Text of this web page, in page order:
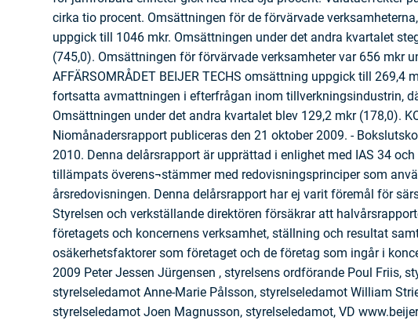
cirka tio procent. Omsättningen för de förvärvade
uppgick till 1046 mkr. Omsättningen under det andra kvartalet
(745,0). Omsättningen för förvärvade verksamheter var 656 mkr
AFFÄRSOMRÅDET BEIJER TECHS omsättning uppgick till 269,4
fortsatta avmattningen i efterfrågan inom tillverkningsindustrin,
Omsättningen under det andra kvartalet blev 129,2 mkr (178,0).
Niomånadersrapport publiceras den 21 oktober 2009. -
2010. Denna delårsrapport är upprättad i enlighet med IAS 34
tillämpats överens¬stämmer med redovisningsprinciper som
årsredovisningen. Denna delårsrapport har ej varit föremål för
Styrelsen och verkställande direktören försäkrar att
företagets och koncernens verksamhet, ställning och resultat
osäkerhetsfaktorer som företaget och de företag som ingår i
2009 Peter Jessen Jürgensen , styrelsens ordförande Poul Friis,
styrelseledamot Anne-Marie Pålsson, styrelseledamot William
styrelseledamot Joen Magnusson, styrelseledamot, VD